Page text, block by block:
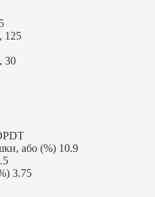
125
30
або (%) 10.9
3.75